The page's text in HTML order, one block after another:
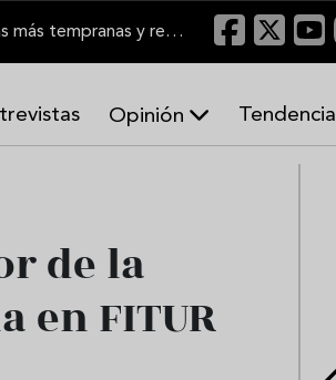
El Marco de Jerez inicia una de sus vendimias más tempranas y recupera producción
Opinión
í
s
de la
en FITUR